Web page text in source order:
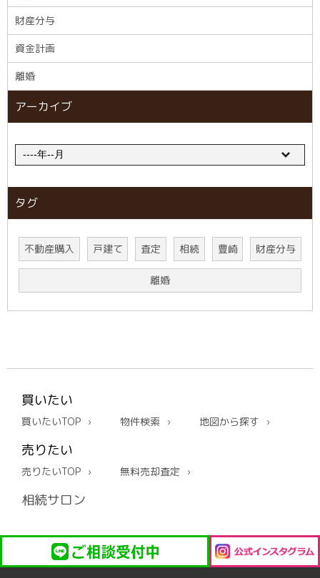
財産分与
資金計画
離婚
アーカイブ
タグ
不動産購入 戸建て 査定 相続 豊崎 財産分与
離婚
買いたい
買いたいTOP 物件検索 地図から探す
売りたい
売りたいTOP 無料売却査定
相続サロン